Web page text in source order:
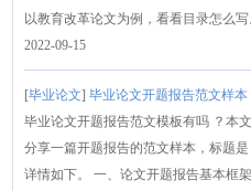
以教育改革论文为例，看看目录怎么写
2022-09-15
[毕业论文]毕业论文开题报告范文样本
毕业论文开题报告范文模板有吗 ？本
分享一篇开题报告的范文样本，标题
详情如下。 一、论文开题报告基本框架